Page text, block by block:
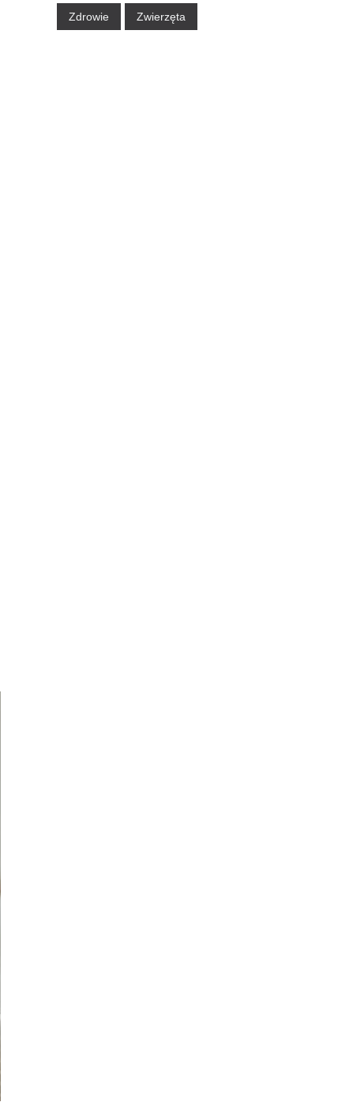
Zdrowie Zwierzęta